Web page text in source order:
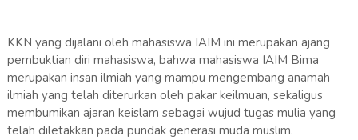
KKN yang dijalani oleh mahasiswa IAIM ini merupakan ajang
pembuktian diri mahasiswa, bahwa mahasiswa IAIM Bima
merupakan insan ilmiah yang mampu mengembang anamah
ilmiah yang telah diterurkan oleh pakar keilmuan, sekaligus
membumikan ajaran keislam sebagai wujud tugas mulia yang
telah diletakkan pada pundak generasi muda muslim.